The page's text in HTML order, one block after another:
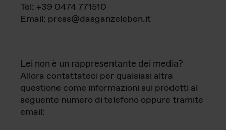
Tel: +39 0474 771510
Email: press@dasganzeleben.it
Lei non è un rappresentante dei media?
Allora contattateci per qualsiasi altra
questione come informazioni sui prodotti al
seguente numero di telefono oppure tramite
email: